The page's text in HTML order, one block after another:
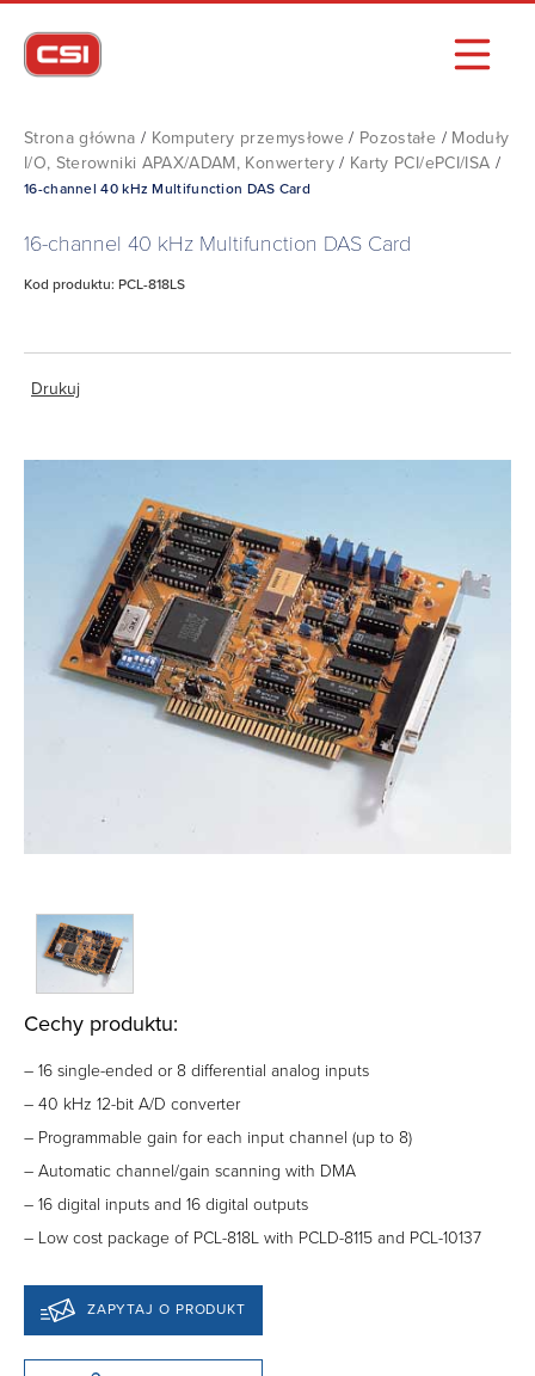
Strona główna / Komputery przemysłowe / Pozostałe / Moduły
I/O, Sterowniki APAX/ADAM, Konwertery/ Karty PCI/ePCI/ISA /
16-channel 40 kHz Multifunction DAS Card
16-channel 40 kHz Multifunction DAS Card
Kod produktu: PCL-818LS
Drukuj
Cechy produktu:
– 16 single-ended or 8 differential analog inputs
– 40 kHz 12-bit A/D converter
– Programmable gain for each input channel (up to 8)
– Automatic channel/gain scanning with DMA
– 16 digital inputs and 16 digital outputs
– Low cost package of PCL-818L with PCLD-8115 and PCL-10137
ZAPYTAJ O PRODUKT